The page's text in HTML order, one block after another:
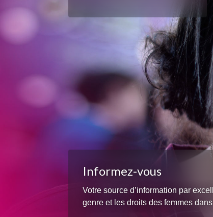
Informez-vous
Votre source d’information par
genre et les droits des femmes